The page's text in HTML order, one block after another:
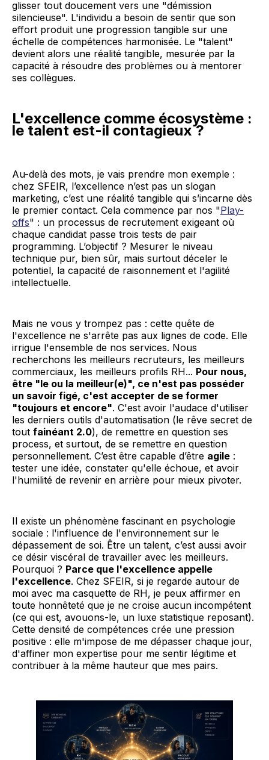
glisser tout doucement vers une "démission
silencieuse". L'individu a besoin de sentir que son
effort produit une progression tangible sur une
échelle de compétences harmonisée. Le "talent"
devient alors une réalité tangible, mesurée par la
capacité à résoudre des problèmes ou à mentorer
ses collègues.
L'excellence comme écosystème :
le talent est-il contagieux ?
Au-delà des mots, je vais prendre mon exemple :
chez SFEIR, l’excellence n’est pas un slogan
marketing, c’est une réalité tangible qui s’incarne dès
le premier contact. Cela commence par nos "Play-
offs" : un processus de recrutement exigeant où
chaque candidat passe trois tests de pair
programming. L’objectif ? Mesurer le niveau
technique pur, bien sûr, mais surtout déceler le
potentiel, la capacité de raisonnement et l'agilité
intellectuelle.
Mais ne vous y trompez pas : cette quête de
l'excellence ne s'arrête pas aux lignes de code. Elle
irrigue l'ensemble de nos services. Nous
recherchons les meilleurs recruteurs, les meilleurs
commerciaux, les meilleurs profils RH... Pour nous,
être "le ou la meilleur(e)", ce n'est pas posséder
un savoir figé, c'est accepter de se former
"toujours et encore". C'est avoir l'audace d'utiliser
les derniers outils d'automatisation (le rêve secret de
tout fainéant 2.0), de remettre en question ses
process, et surtout, de se remettre en question
personnellement. C’est être capable d’être agile :
tester une idée, constater qu'elle échoue, et avoir
l'humilité de revenir en arrière pour mieux pivoter.
Il existe un phénomène fascinant en psychologie
sociale : l'influence de l'environnement sur le
dépassement de soi. Être un talent, c’est aussi avoir
ce désir viscéral de travailler avec les meilleurs.
Pourquoi ? Parce que l'excellence appelle
l'excellence. Chez SFEIR, si je regarde autour de
moi avec ma casquette de RH, je peux affirmer en
toute honnêteté que je ne croise aucun incompétent
(ce qui est, avouons-le, un luxe statistique reposant).
Cette densité de compétences crée une pression
positive : elle m'impose de me dépasser chaque jour,
d'affiner mon expertise pour me sentir légitime et
contribuer à la même hauteur que mes pairs.